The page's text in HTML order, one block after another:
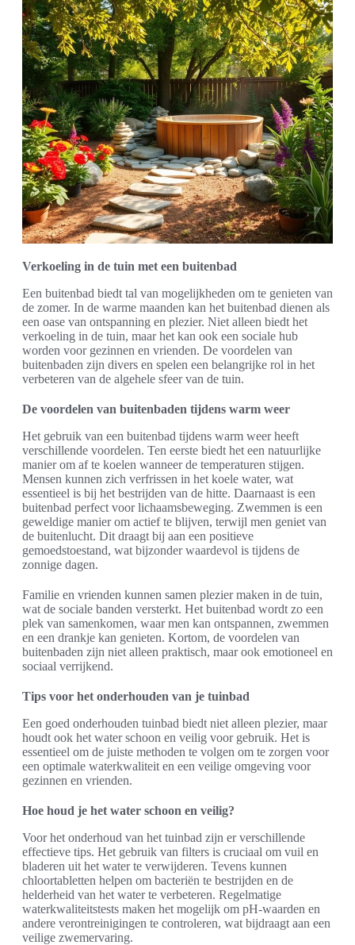
Verkoeling in de tuin met een buitenbad
Een buitenbad biedt tal van mogelijkheden om te genieten van
de zomer. In de warme maanden kan het buitenbad dienen als
een oase van ontspanning en plezier. Niet alleen biedt het
verkoeling in de tuin, maar het kan ook een sociale hub
worden voor gezinnen en vrienden. De voordelen van
buitenbaden zijn divers en spelen een belangrijke rol in het
verbeteren van de algehele sfeer van de tuin.
De voordelen van buitenbaden tijdens warm weer
Het gebruik van een buitenbad tijdens warm weer heeft
verschillende voordelen. Ten eerste biedt het een natuurlijke
manier om af te koelen wanneer de temperaturen stijgen.
Mensen kunnen zich verfrissen in het koele water, wat
essentieel is bij het bestrijden van de hitte. Daarnaast is een
buitenbad perfect voor lichaamsbeweging. Zwemmen is een
geweldige manier om actief te blijven, terwijl men geniet van
de buitenlucht. Dit draagt bij aan een positieve
gemoedstoestand, wat bijzonder waardevol is tijdens de
zonnige dagen.
Familie en vrienden kunnen samen plezier maken in de tuin,
wat de sociale banden versterkt. Het buitenbad wordt zo een
plek van samenkomen, waar men kan ontspannen, zwemmen
en een drankje kan genieten. Kortom, de voordelen van
buitenbaden zijn niet alleen praktisch, maar ook emotioneel en
sociaal verrijkend.
Tips voor het onderhouden van je tuinbad
Een goed onderhouden tuinbad biedt niet alleen plezier, maar
houdt ook het water schoon en veilig voor gebruik. Het is
essentieel om de juiste methoden te volgen om te zorgen voor
een optimale waterkwaliteit en een veilige omgeving voor
gezinnen en vrienden.
Hoe houd je het water schoon en veilig?
Voor het onderhoud van het tuinbad zijn er verschillende
effectieve tips. Het gebruik van filters is cruciaal om vuil en
bladeren uit het water te verwijderen. Tevens kunnen
chloortabletten helpen om bacteriën te bestrijden en de
helderheid van het water te verbeteren. Regelmatige
waterkwaliteitstests maken het mogelijk om pH-waarden en
andere verontreinigingen te controleren, wat bijdraagt aan een
veilige zwemervaring.